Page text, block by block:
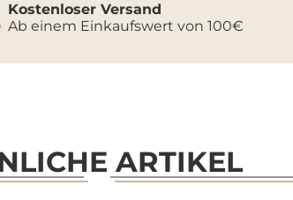
Kostenloser Versand
Ab einem Einkaufswert von 100€
ARTIKEL